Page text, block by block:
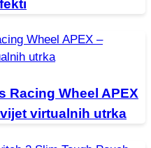
Racing Wheel APEX
virtualnih utrka